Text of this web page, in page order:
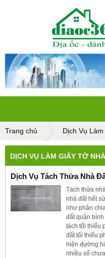
Trang chủ Dịch Vụ
DỊCH VỤ LÀM GIẤY TỜ
Dịch Vụ Tách Thửa Nhà
Tách thửa
nhà đất hết
như phân
đất quận
tách tối thiểu
đất tối thiểu
hiện đường
nhiều sổ